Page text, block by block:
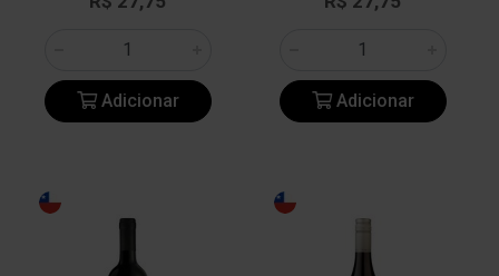
Adicionar Adicionar